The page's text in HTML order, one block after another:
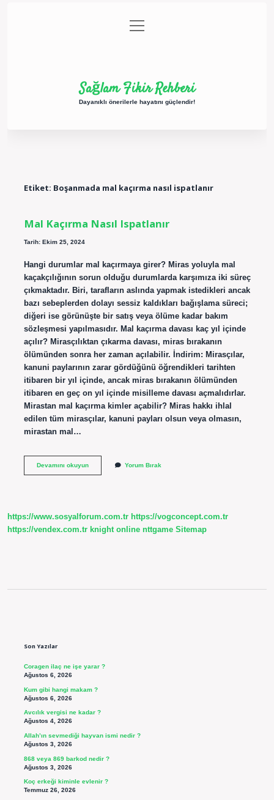
Gizlilik Politikası
menüyü
aç
Sağlam Fikir Rehberi
Dayanıklı önerilerle hayatını güçlendir!
Etiket: Boşanmada mal kaçırma nasıl ispatlanır
Mal Kaçırma Nasıl Ispatlanır
Tarih: Ekim 25, 2024
Hangi durumlar mal kaçırmaya girer? Miras yoluyla mal
kaçakçılığının sorun olduğu durumlarda karşımıza iki süreç
çıkmaktadır. Biri, tarafların aslında yapmak istedikleri ancak
bazı sebeplerden dolayı sessiz kaldıkları bağışlama süreci;
diğeri ise görünüşte bir satış veya ölüme kadar bakım
sözleşmesi yapılmasıdır. Mal kaçırma davası kaç yıl içinde
açılır? Mirasçılıktan çıkarma davası, miras bırakanın
ölümünden sonra her zaman açılabilir. İndirim: Mirasçılar,
kanuni paylarının zarar gördüğünü öğrendikleri tarihten
itibaren bir yıl içinde, ancak miras bırakanın ölümünden
itibaren en geç on yıl içinde misilleme davası açmalıdırlar.
Mirastan mal kaçırma kimler açabilir? Miras hakkı ihlal
edilen tüm mirasçılar, kanuni payları olsun veya olmasın,
mirastan mal…
Devamını okuyunMal
Yorum Bırak
https://www.sosyalforum.com.tr https://vogconcept.com.tr
https://vendex.com.tr knight online nttgame Sitemap
Son Yazılar
Coragen ilaç ne işe yarar ?
Ağustos 6, 2026
Kum gibi hangi makam ?
Ağustos 6, 2026
Avcılık vergisi ne kadar ?
Ağustos 4, 2026
Allah’ın sevmediği hayvan ismi nedir ?
Ağustos 3, 2026
868 veya 869 barkod nedir ?
Ağustos 3, 2026
Koç erkeği kiminle evlenir ?
Temmuz 26, 2026